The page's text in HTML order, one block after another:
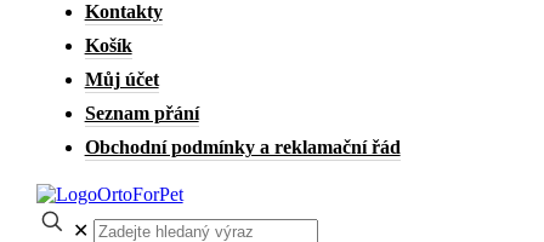
Kontakty
Košík
Můj účet
Seznam přání
Obchodní podmínky a reklamační řád
✕